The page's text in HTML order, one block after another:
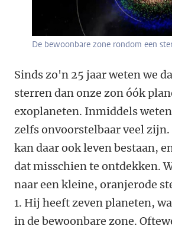
De bewoonbare zone rondom een
Sinds zo'n 25 jaar weten we
sterren dan onze zon óók
exoplaneten. Inmiddels
zelfs onvoorstelbaar veel
kan daar ook leven bestaan,
dat misschien te ontdekken.
naar een kleine, oranjerode
1. Hij heeft zeven planeten,
in de bewoonbare zone.